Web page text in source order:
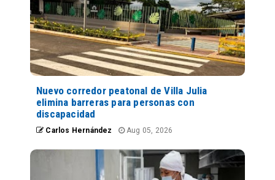
Nuevo corredor peatonal de Villa Julia
elimina barreras para personas con
discapacidad
Carlos Hernández Aug 05, 2026